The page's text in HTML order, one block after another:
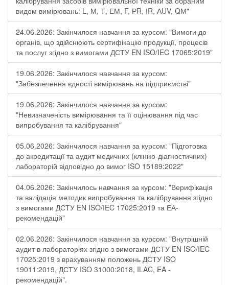
видом вимірювань: L, М, Т, ЕМ, F, РR, ІR, АUV, QМ"
24.06.2026: Закінчилося навчання за курсом: "Вимоги до
органів, що здійснюють сертифікацію продукції, процесів
та послуг згідно з вимогами ДСТУ EN ISO/IEC 17065:2019"
19.06.2026: Закінчилося навчання за курсом:
"Забезпечення єдності вимірювань на підприємстві"
19.06.2026: Закінчилося навчання за курсом:
"Невизначеність вимірювання та її оцінювання під час
випробування та калібрування"
05.06.2026: Закінчилося навчання за курсом: "Підготовка
до акредитації та аудит медичних (клініко-діагностичних)
лабораторій відповідно до вимог ISO 15189:2022"
04.06.2026: Закінчилось навчання за курсом: "Верифікація
та валідація методик випробування та калібрування згідно
з вимогами ДСТУ EN ISO/IEC 17025:2019 та ЕА-
рекомендацій"
02.06.2026: Закінчилося навчання за курсом: "Внутрішній
аудит в лабораторіях згідно з вимогами ДСТУ EN ISO/IEC
17025:2019 з врахуванням положень ДСТУ ISO
19011:2019, ДСТУ ISO 31000:2018, ILAC, EA -
рекомендацій".